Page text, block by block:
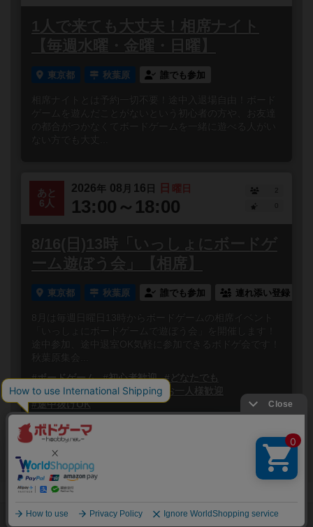
1人で来ても大丈夫！相席ナイト
【毎週水曜・金曜・日曜】
東京都 秋葉原 誰でも参加
相席ナイトとは予約一切不要！途中入退場自由！ボード
ゲームを遊んだことがないという初心者の方や、お友達
の都合がつかなくてボードゲームを一緒に遊べる人がい
ない方でも大丈...
あと
6人
2026年 08 月 16 日 日 曜日
13:00～18:00
2
8/16(日)13時「いっしょにボードゲ
ーム遊ぼう会」【相席】
東京都 秋葉原 誰でも参加 連れ添い登録
8月は毎週日曜日13時からボードゲームの相席イベント
「いっしょにボードゲームで遊ぼう会」を開催します！
途中参加、途中退室OK気軽に参加できるボドゲ会です！
秋葉原集会...
#ボードゲーム
#初心者歓迎
#どなたでも
#初参加歓迎
#途中参加OK
#お一人様歓迎
#途中抜けOK
閉じる
ボードゲームのプレイ履歴を記録し
自分のデータを管理しませんか？
約75,000人 がボドゲーマを利用中！